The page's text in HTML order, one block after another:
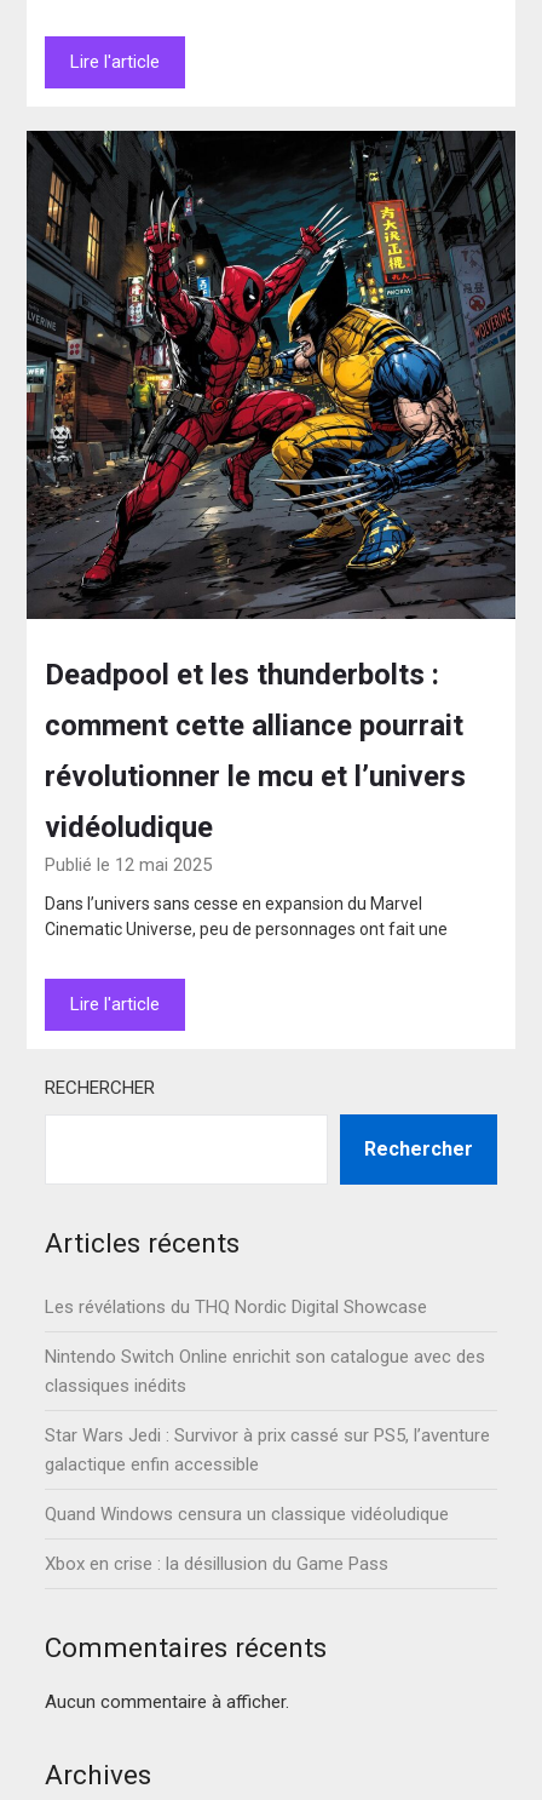
Lire l'article
Deadpool et les thunderbolts :
comment cette alliance pourrait
révolutionner le mcu et l’univers
vidéoludique
Publié le 12 mai 2025
Dans l’univers sans cesse en expansion du Marvel
Cinematic Universe, peu de personnages ont fait une
Lire l'article
RECHERCHER
Rechercher
Articles récents
Les révélations du THQ Nordic Digital Showcase
Nintendo Switch Online enrichit son catalogue avec des
classiques inédits
Star Wars Jedi : Survivor à prix cassé sur PS5, l’aventure
galactique enfin accessible
Quand Windows censura un classique vidéoludique
Xbox en crise : la désillusion du Game Pass
Commentaires récents
Aucun commentaire à afficher.
Archives